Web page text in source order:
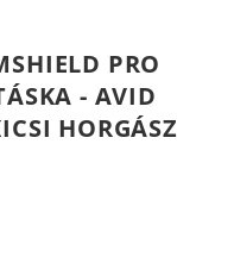
PRO
- AVID
HORGÁSZ